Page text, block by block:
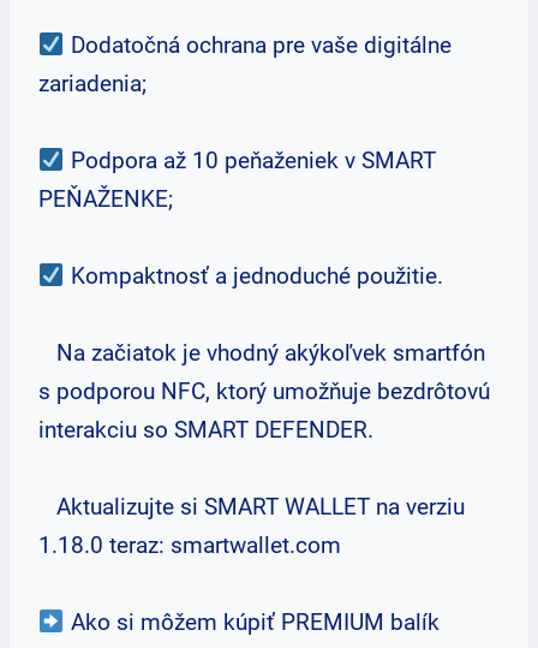
Dodatočná ochrana pre vaše digitálne
zariadenia;
Podpora až 10 peňaženiek v SMART
PEŇAŽENKE;
Kompaktnosť a jednoduché použitie.
Na začiatok je vhodný akýkoľvek smartfón
s podporou NFC, ktorý umožňuje bezdrôtovú
interakciu so SMART DEFENDER.
Aktualizujte si SMART WALLET na verziu
1.18.0 teraz: smartwallet.com
Ako si môžem kúpiť PREMIUM balík